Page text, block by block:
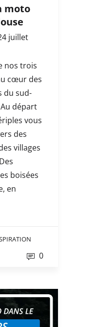
moto
juillet
nos trois
cœur des
du sud-
départ
vous
des
villages
boisées
en
0